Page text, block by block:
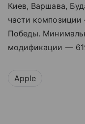
Киев, Варшава,
части
Победы.
модификации —
Apple